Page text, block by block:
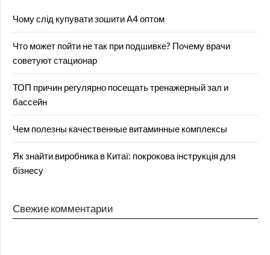
Чому слід купувати зошити А4 оптом
Что может пойти не так при подшивке? Почему врачи
советуют стационар
ТОП причин регулярно посещать тренажерный зал и
бассейн
Чем полезны качественные витаминные комплексы
Як знайти виробника в Китаї: покрокова інструкція для
бізнесу
Свежие комментарии